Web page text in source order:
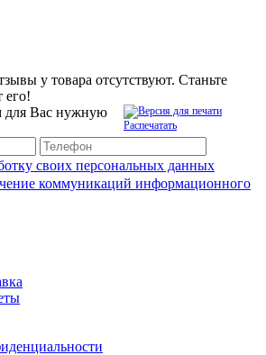
у товара отсутствуют. Станьте
его!
Распечатать
для Вас нужную
своих персональных данных
коммуникаций информационного